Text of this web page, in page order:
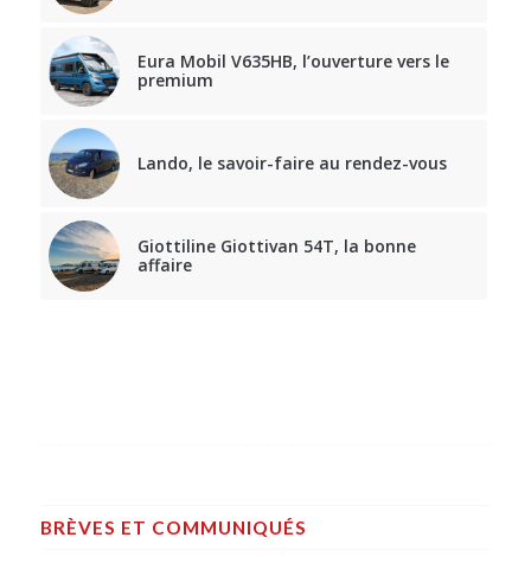
Eura Mobil V635HB, l’ouverture vers le
premium
Lando, le savoir-faire au rendez-vous
Giottiline Giottivan 54T, la bonne
affaire
BRÈVES ET COMMUNIQUÉS